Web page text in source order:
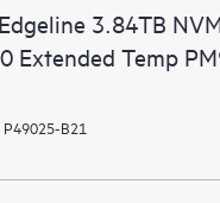
3.84TB
Extended Temp
P49025-B21